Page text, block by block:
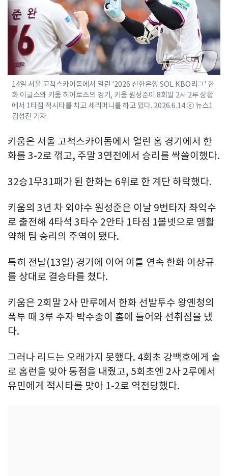
14일 서울 고척스카이돔에서 열린 '2026 신한은행 SOL KBO리그' 한
화 이글스와 키움 히어로즈의 경기, 키움 원성준이 8회말 2사 2루 상황
에서 1타점 적시타를 치고 세리머니를 하고 있다. 2026.6.14 ⓒ 뉴스1
김성진 기자
키움은 서울 고척스카이돔에서 열린 홈 경기에서 한
화를 3-2로 꺾고, 주말 3연전에서 승리를 싹쓸이했다.
32승1무31패가 된 한화는 6위로 한 계단 하락했다.
키움의 3년 차 외야수 원성준은 이날 9번타자 좌익수
로 출전해 4타석 3타수 2안타 1타점 1볼넷으로 맹활
약해 팀 승리의 주역이 됐다.
특히 전날(13일) 경기에 이어 이틀 연속 한화 이상규
를 상대로 결승타를 쳤다.
키움은 2회말 2사 만루에서 한화 선발투수 왕옌청의
폭투 때 3루 주자 박수종이 홈에 들어와 선취점을 냈
다.
그러나 리드는 오래가지 못했다. 4회초 강백호에게 솔
로 홈런을 맞아 동점을 내줬고, 5회초엔 2사 2루에서
유민에게 적시타를 맞아 1-2로 역전당했다.